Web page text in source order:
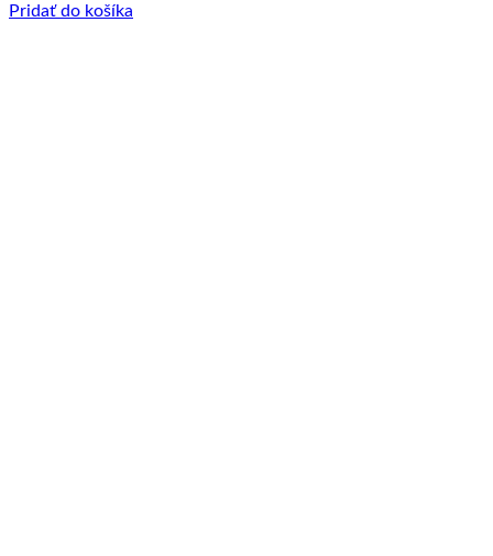
Pridať do košíka